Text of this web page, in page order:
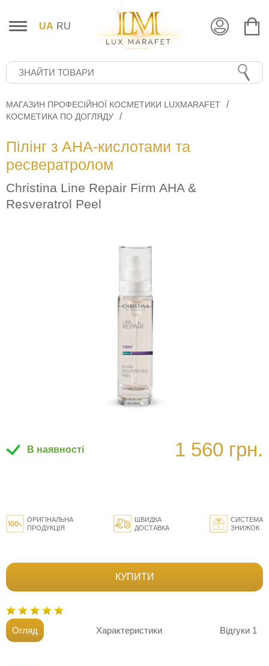
UA RU
МАГАЗИН ПРОФЕСІЙНОЇ КОСМЕТИКИ LUXMARAFET
КОСМЕТИКА ПО ДОГЛЯДУ
Пілінг з AHA-кислотами та
ресвератролом
Christina Line Repair Firm AHA &
Resveratrol Peel
В наявності 1 560 грн.
ОРИГІНАЛЬНА
ПРОДУКЦІЯ
ШВИДКА
ДОСТАВКА
СИСТЕМА
ЗНИЖОК
КУПИТИ
Огляд Характеристики Відгуки 1